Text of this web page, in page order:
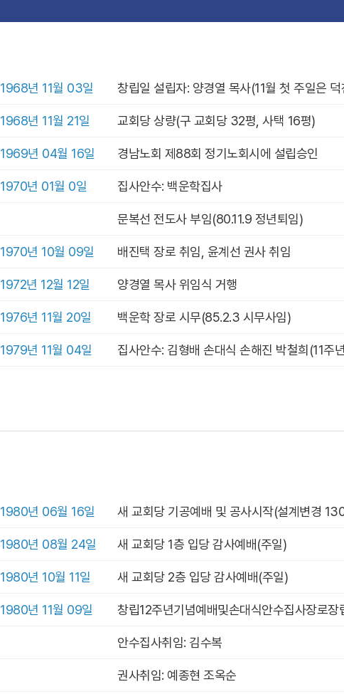
1968년 11월 03일 창립일 설립자: 양경열 목사(11월 첫 주일은
1968년 11월 21일 교회당 상량(구 교회당 32평, 사택 16평)
1969년 04월 16일 경남노회 제88회 정기노회시에 설립승인
1970년 01월 0일 집사안수: 백운학집사
문복선 전도사 부임(80.11.9 정년퇴임)
1970년 10월 09일 배진택 장로 취임, 윤계선 권사 취임
1972년 12월 12일 양경열 목사 위임식 거행
1976년 11월 20일 백운학 장로 시무(85.2.3 시무사임)
1979년 11월 04일 집사안수: 김형배 손대식 손해진 박철희(11주
1980년 06월 16일 새 교회당 기공예배 및 공사시작(설계변경
1980년 08월 24일 새 교회당 1층 입당 감사예배(주일)
1980년 10월 11일 새 교회당 2층 입당 감사예배(주일)
1980년 11월 09일 창립12주년기념예배및손대식안수집사장로장
안수집사취임: 김수복
권사취임: 예종현 조옥순